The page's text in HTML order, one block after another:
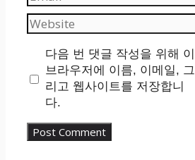
Website
다음 번 댓글 작성을 위해 이
브라우저에 이름, 이메일, 그
리고 웹사이트를 저장합니
다.